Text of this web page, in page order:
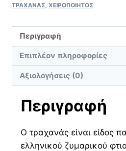
ΤΡΑΧΑΝΑΣ ΧΕΙΡΟΠΟΙΗΤΟΣ
Περιγραφή
Επιπλέον πληροφορίες
Αξιολογήσεις (0)
Περιγραφή
Ο τραχανάς είναι είδος
ελληνικού ζυμαρικού